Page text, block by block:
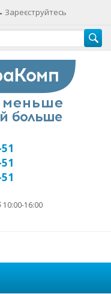
Зареєструйтесь
10:00-16:00